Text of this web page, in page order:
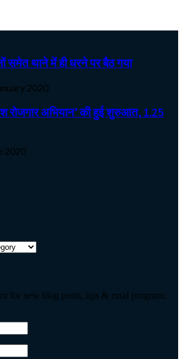
समेत थाने में ही धरने पर बैठ गया
2020
रोजगार अभियान’ की हुई शुरुआत, 1.25
2020
for new blog posts, tips & rural program.